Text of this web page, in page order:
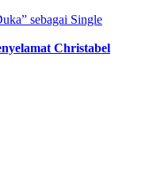
sebagai Single
Christabel